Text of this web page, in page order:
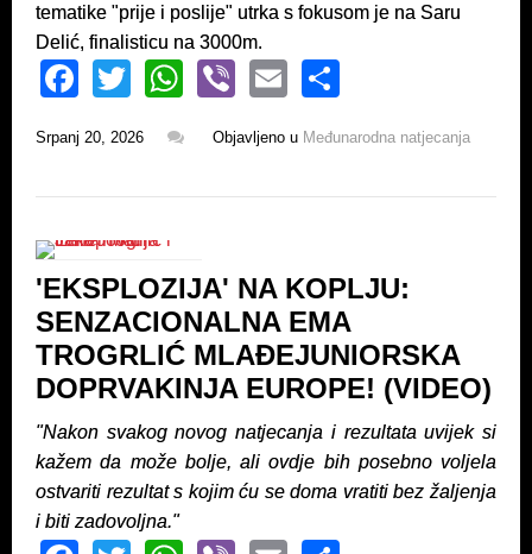
tematike "prije i poslije" utrka s fokusom je na Saru
Delić, finalisticu na 3000m.
F
c
e
o
k
T
tt
er
W
at
s
p
Vi
er
E
ail ar
e
Srpanj 20, 2026 Objavljeno u Međunarodna natjecanja
'EKSPLOZIJA' NA KOPLJU:
SENZACIONALNA EMA
TROGRLIĆ MLAĐEJUNIORSKA
DOPRVAKINJA EUROPE! (VIDEO)
"Nakon svakog novog natjecanja i rezultata uvijek si
kažem da može bolje, ali ovdje bih posebno voljela
ostvariti rezultat s kojim ću se doma vratiti bez žaljenja
i biti zadovoljna."